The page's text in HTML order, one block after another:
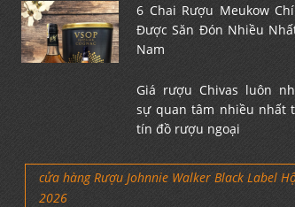
6 Chai Rượu Meukow
Được Săn Đón Nhiều
Nam
Giá rượu Chivas luôn
sự quan tâm nhiều nhất
tín đồ rượu ngoại
cửa hàng Rượu Johnnie Walker Black Label
2026